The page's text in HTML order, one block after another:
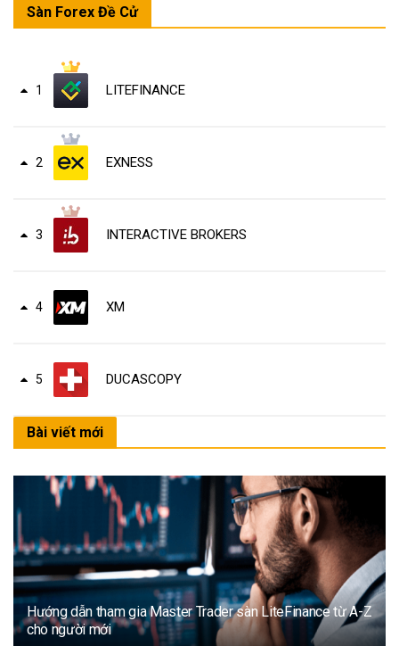
Sàn Forex Đề Cử
1 LITEFINANCE
2 EXNESS
3 INTERACTIVE BROKERS
4 XM
5 DUCASCOPY
Bài viết mới
Hướng dẫn tham gia Master Trader sàn LiteFinance từ A-Z
cho người mới